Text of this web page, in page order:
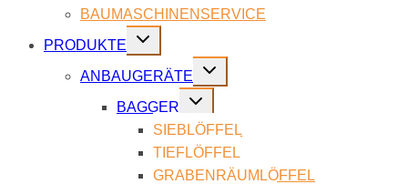
BAU­MASCHI­NEN­SER­VICE
PRO­DUK­TE
Untermenü
umschalten
AN­BAU­GE­RÄ­TE
Untermenü
umschalten
BAG­GER
Untermenü
umschalten
SIEB­LÖF­FEL
TIEF­LÖF­FEL
GRA­BEN­RÄUM­LÖF­FEL